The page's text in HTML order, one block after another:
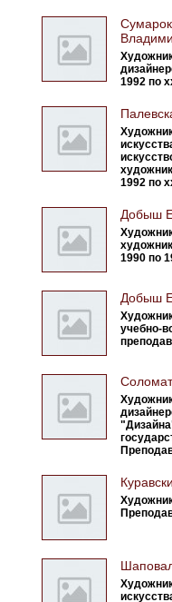
1992 по
1992 по
Добыш
1990 по
Добыш
учебно-